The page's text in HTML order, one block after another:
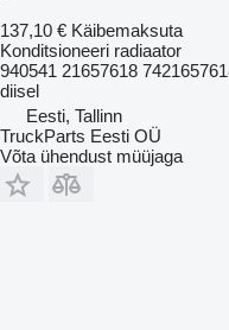
137,10 € Käibemaksuta
Konditsioneeri radiaator
940541 21657618
diisel
Eesti, Tallinn
TruckParts Eesti OÜ
Võta ühendust müüjaga